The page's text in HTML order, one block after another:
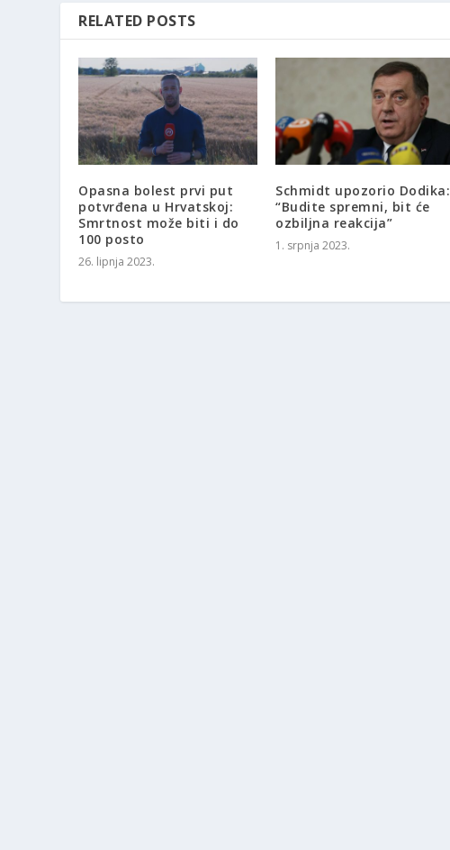
RELATED POSTS
Opasna bolest prvi put
potvrđena u Hrvatskoj:
Smrtnost može biti i do
100 posto
26. lipnja 2023.
Schmidt upozorio Dodika:
“Budite spremni, bit će
ozbiljna reakcija”
1. srpnja 2023.